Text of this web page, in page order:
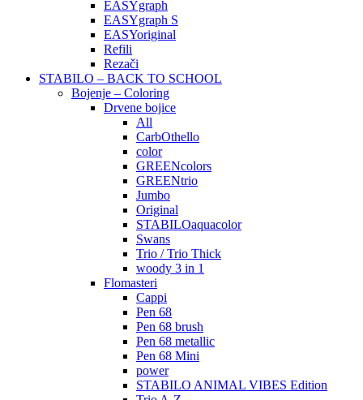
EASYgraph
EASYgraph S
EASYoriginal
Refili
Rezači
STABILO – BACK TO SCHOOL
Bojenje – Coloring
Drvene bojice
All
CarbOthello
color
GREENcolors
GREENtrio
Jumbo
Original
STABILOaquacolor
Swans
Trio / Trio Thick
woody 3 in 1
Flomasteri
Cappi
Pen 68
Pen 68 brush
Pen 68 metallic
Pen 68 Mini
power
STABILO ANIMAL VIBES Edition